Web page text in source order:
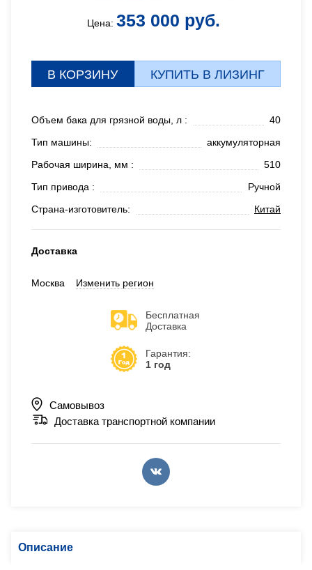
Цена: 353 000 руб.
В КОРЗИНУ КУПИТЬ В ЛИЗИНГ
Объем бака для грязной воды, л :
40
Тип машины:
аккумуляторная
Рабочая ширина, мм :
510
Тип привода :
Ручной
Страна-изготовитель:
Китай
Доставка
Москва Изменить регион
Бесплатная
Доставка
Гарантия:
1 год
Самовывоз
Доставка транспортной компании
Описание